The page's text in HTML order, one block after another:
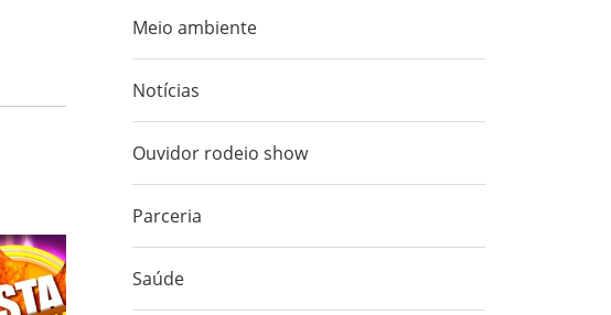
Meio ambiente
Notícias
Ouvidor rodeio show
Parceria
Saúde